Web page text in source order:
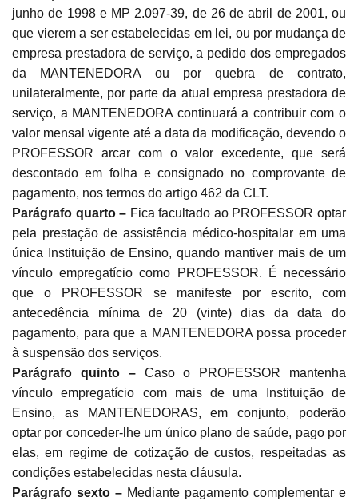
junho de 1998 e MP 2.097-39, de 26 de abril de 2001, ou
que vierem a ser estabelecidas em lei, ou por mudança de
empresa prestadora de serviço, a pedido dos empregados
da MANTENEDORA ou por quebra de contrato,
unilateralmente, por parte da atual empresa prestadora de
serviço, a MANTENEDORA continuará a contribuir com o
valor mensal vigente até a data da modificação, devendo o
PROFESSOR arcar com o valor excedente, que será
descontado em folha e consignado no comprovante de
pagamento, nos termos do artigo 462 da CLT.
Parágrafo quarto – Fica facultado ao PROFESSOR optar
pela prestação de assistência médico-hospitalar em uma
única Instituição de Ensino, quando mantiver mais de um
vínculo empregatício como PROFESSOR. É necessário
que o PROFESSOR se manifeste por escrito, com
antecedência mínima de 20 (vinte) dias da data do
pagamento, para que a MANTENEDORA possa proceder
à suspensão dos serviços.
Parágrafo quinto –Caso o PROFESSOR mantenha
vínculo empregatício com mais de uma Instituição de
Ensino, as MANTENEDORAS, em conjunto, poderão
optar por conceder-lhe um único plano de saúde, pago por
elas, em regime de cotização de custos, respeitadas as
condições estabelecidas nesta cláusula.
Parágrafo sexto – Mediante pagamento complementar e